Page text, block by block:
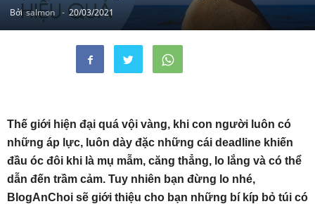
Bởisalmon - 20/03/2021
Thế giới hiện đại quá vội vàng, khi con người luôn có
những áp lực, luôn dày đặc những cái deadline khiến
đầu óc đôi khi là mụ mẫm, căng thẳng, lo lắng và có thể
dẫn đến trầm cảm. Tuy nhiên bạn đừng lo nhé,
BlogAnChoi sẽ giới thiệu cho bạn những bí kíp bỏ túi có